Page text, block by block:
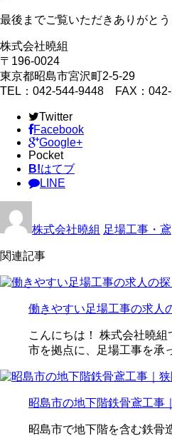
最後までご覧いただきありがとう
株式会社曉組
〒196-0024
東京都昭島市宮沢町2-5-29
TEL：042-544-9448 FAX：
Twitter
Facebook
Google+
Pocket
B!はてブ
LINE
株式会社曉組 足場工事・鳶
関連記事
働きやすい足場工事の求人
こんにちは！ 株式会社曉
市を拠点に、足場工事を承
昭島市の地下階鉄骨鳶工事
昭島市で地下階を含む鉄骨